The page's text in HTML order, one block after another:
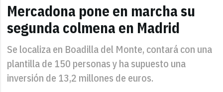
Mercadona pone en marcha su
segunda colmena en Madrid
Se localiza en Boadilla del Monte, contará con una
plantilla de 150 personas y ha supuesto una
inversión de 13,2 millones de euros.